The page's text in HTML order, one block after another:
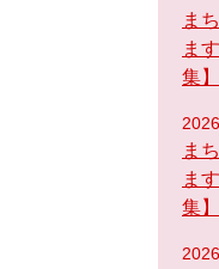
ま
ま
集】
ま
ま
集】